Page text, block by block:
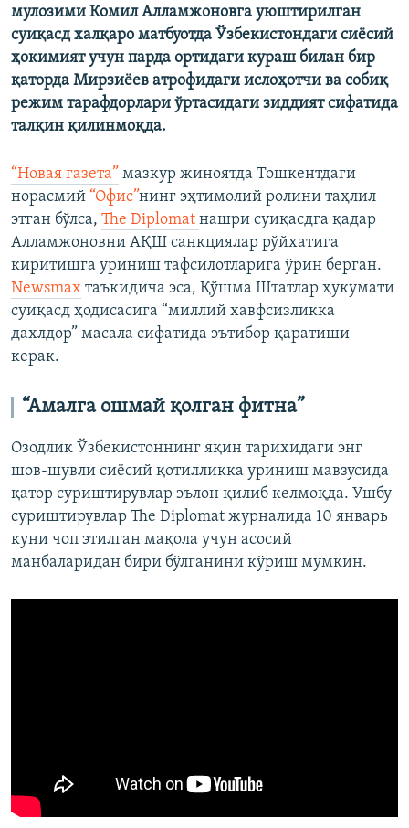
мулозими Комил Алламжоновга уюштирилган
суиқасд халқаро матбуотда Ўзбекистондаги сиёсий
ҳокимият учун парда ортидаги кураш билан бир
қаторда Мирзиёев атрофидаги ислоҳотчи ва собиқ
режим тарафдорлари ўртасидаги зиддият сифатида
талқин қилинмоқда.
“Новая газета” мазкур жиноятда Тошкентдаги
норасмий “Офис”нинг эҳтимолий ролини таҳлил
этган бўлса, The Diplomat нашри суиқасдга қадар
Алламжоновни АҚШ санкциялар рўйхатига
киритишга уриниш тафсилотларига ўрин берган.
Newsmax таъкидича эса, Қўшма Штатлар ҳукумати
суиқасд ҳодисасига “миллий хавфсизликка
дахлдор” масала сифатида эътибор қаратиши
керак.
“Амалга ошмай қолган фитна”
Озодлик Ўзбекистоннинг яқин тарихидаги энг
шов-шувли сиёсий қотилликка уриниш мавзусида
қатор суриштирувлар эълон қилиб келмоқда. Ушбу
суриштирувлар The Diplomat журналида 10 январь
куни чоп этилган мақола учун асосий
манбаларидан бири бўлганини кўриш мумкин.